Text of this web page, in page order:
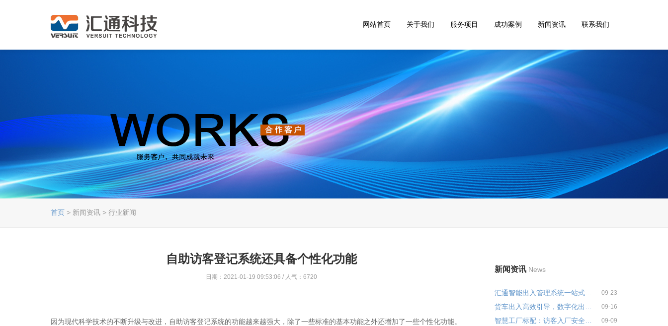
网站首页 关于我们 服务项目 成功案例 新闻资讯 联系我们
首页 > 新闻资讯 > 行业新闻
自助访客登记系统还具备个性化功能
日期：2021-01-19 09:53:06 / 人气：6720
因为现代科学技术的不断升级与改进，自助访客登记系统的功能越来越强大，除了一些标准的基本功能之外还增加了一些个性化功能。
新闻资讯 News
汇通智能出入管理系统一站式解决... 09-23
09-16
09-09